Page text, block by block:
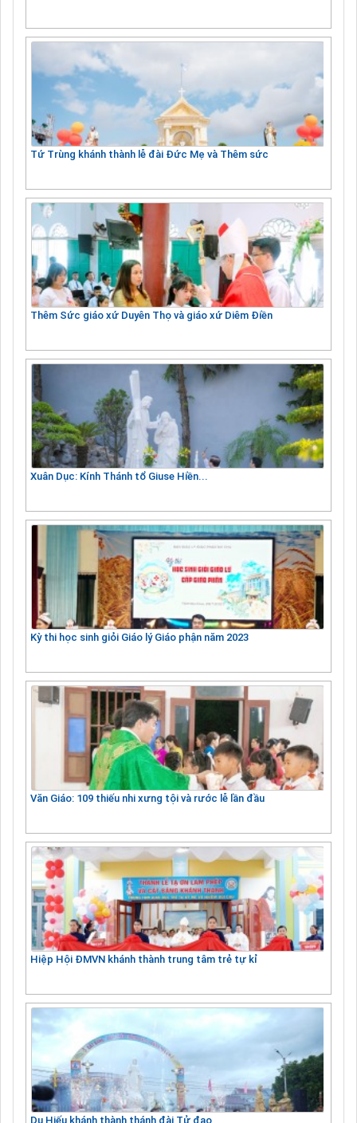
Tứ Trùng khánh thành lễ đài Đức Mẹ và Thêm sức
Thêm Sức giáo xứ Duyên Thọ và giáo xứ Diêm Điền
Xuân Dục: Kính Thánh tổ Giuse Hiền...
Kỳ thi học sinh giỏi Giáo lý Giáo phận năm 2023
Văn Giáo: 109 thiếu nhi xưng tội và rước lễ lần đầu
Hiệp Hội ĐMVN khánh thành trung tâm trẻ tự kỉ
Du Hiếu khánh thành thánh đài Tử đạo